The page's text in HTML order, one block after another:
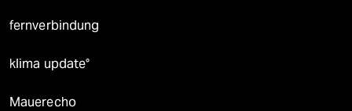
fernverbindung
klima update°
Mauerecho